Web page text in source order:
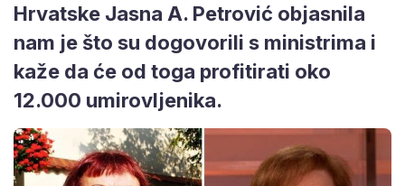
Hrvatske Jasna A. Petrović objasnila
nam je što su dogovorili s ministrima i
kaže da će od toga profitirati oko
12.000 umirovljenika.